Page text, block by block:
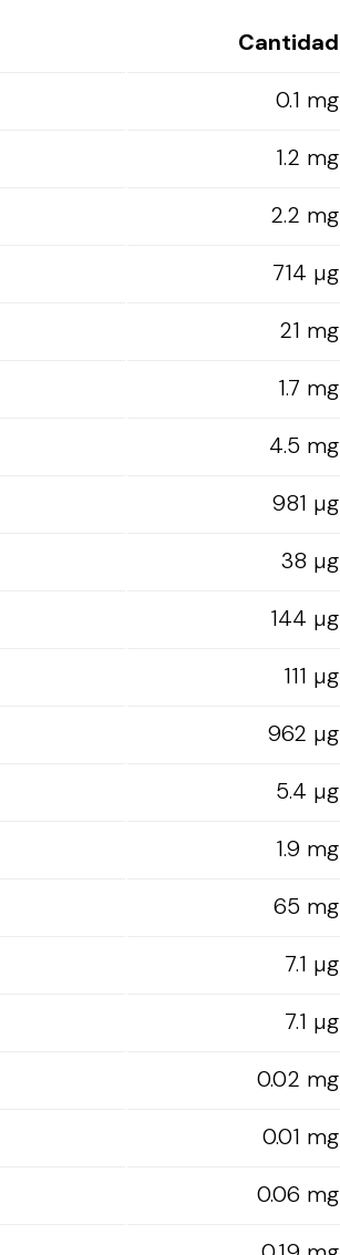
Cantidad
0.1 mg
1.2 mg
2.2 mg
714 µg
21 mg
1.7 mg
4.5 mg
981 µg
38 µg
144 µg
111 µg
962 µg
5.4 µg
1.9 mg
65 mg
7.1 µg
7.1 µg
0.02 mg
0.01 mg
0.06 mg